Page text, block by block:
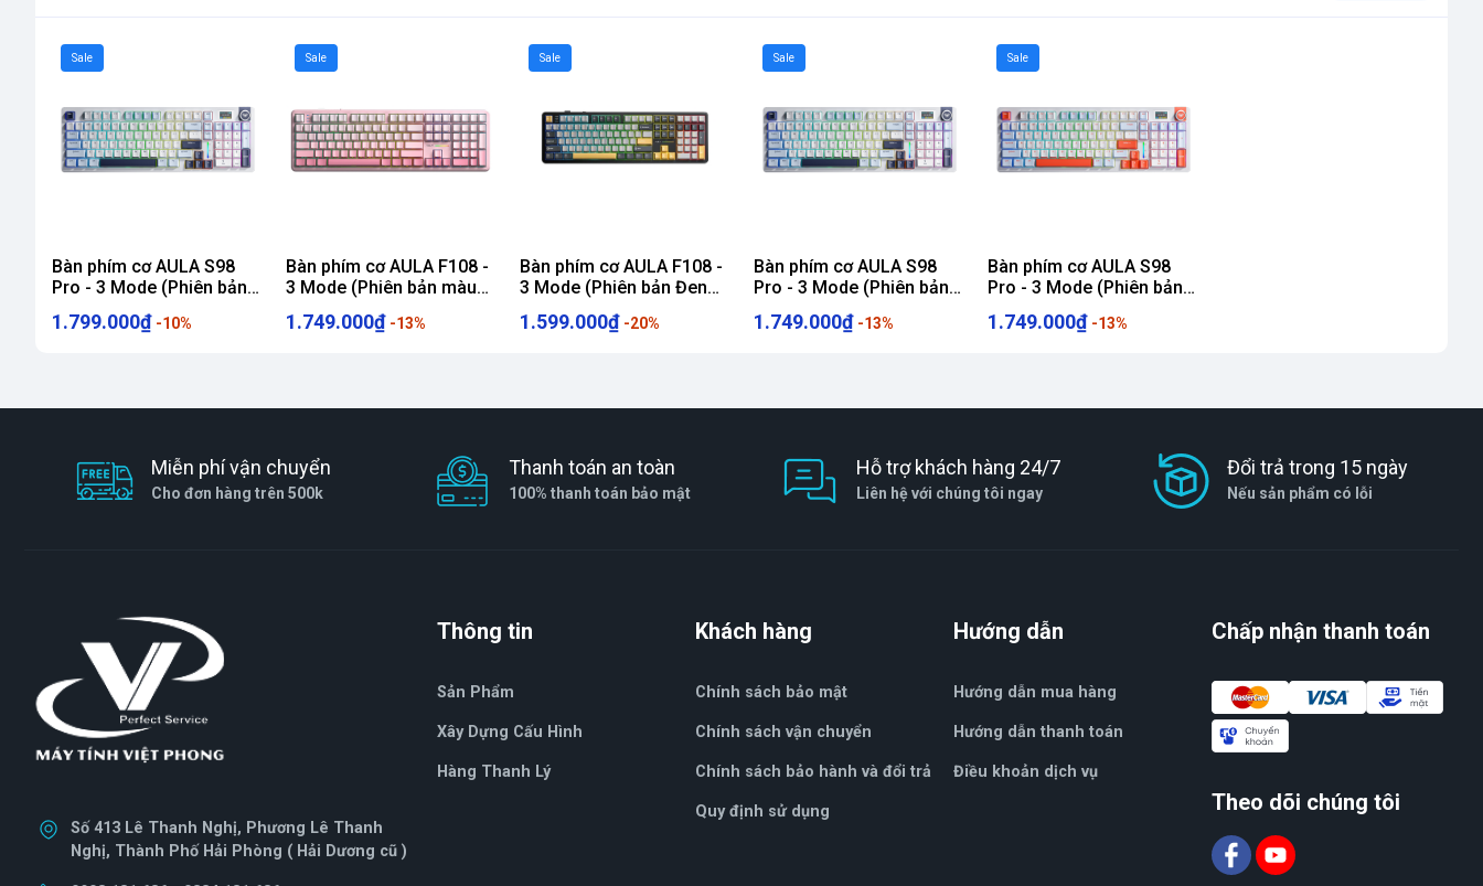
Sale
Bàn phím cơ AULA S98
Pro - 3 Mode (Phiên bản
Xanh dương + trắng + tím
đậm/ Star Vector switch/
1.799.000₫ -10%
Sale
Bàn phím cơ AULA F108 -
3 Mode (Phiên bản màu
Hồng gradient/ Dream
Sakura switch)
1.749.000₫ -13%
Sale
Bàn phím cơ AULA F108 -
3 Mode (Phiên bản Đen+
Xám + Vàng/ Volcano
switch)
1.599.000₫ -20%
Sale
Bàn phím cơ AULA S98
Pro - 3 Mode (Phiên bản
Xanh dương + trắng + tím
đậm/ Star Vector switch/
1.749.000₫ -13%
Sale
Bàn phím cơ AULA S98
Pro - 3 Mode (Phiên bản
Xanh dương + trắng +
cam/ Nimbus V3 switch/
1.749.000₫ -13%
Miễn phí vận chuyển
Cho đơn hàng trên 500k
Thanh toán an toàn
100% thanh toán bảo mật
Hỗ trợ khách hàng 24/7
Liên hệ với chúng tôi ngay
Đổi trả trong 15 ngày
Nếu sản phẩm có lỗi
Số 413 Lê Thanh Nghị, Phương Lê Thanh
Nghị, Thành Phố Hải Phòng ( Hải Dương cũ )
Thông tin
Sản Phẩm
Xây Dựng Cấu Hình
Hàng Thanh Lý
Khách hàng
Chính sách bảo mật
Chính sách vận chuyển
Chính sách bảo hành và đổi trả
Quy định sử dụng
Hướng dẫn
Hướng dẫn mua hàng
Hướng dẫn thanh toán
Điều khoản dịch vụ
Chấp nhận thanh toán
Theo dõi chúng tôi